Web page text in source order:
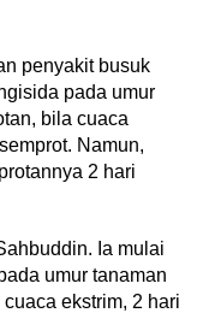
penyakit busuk
pada umur
bila cuaca
Namun,
2 hari
Ia mulai
umur tanaman
ekstrim, 2 hari